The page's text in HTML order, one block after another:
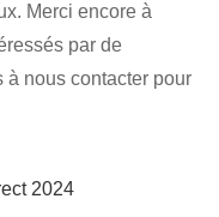
Merci encore à
par de
à nous contacter pour